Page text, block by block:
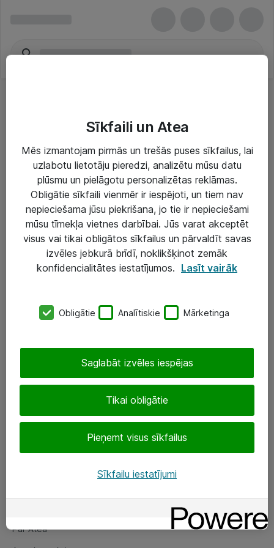
Risinājumi & Pakalpojumi
IT serviss un atbalsts
IT infrastruktūra
Darba vietu IT risinājumi
Serveri un datu centri
SIA „ATEA”
eShop@atea.lv
Sekojiet mums
Par Atea
Par Atea
Sīkfaili un Atea
Mēs izmantojam pirmās un trešās puses sīkfailus, lai
uzlabotu lietotāju pieredzi, analizētu mūsu datu
plūsmu un pielāgotu personalizētas reklāmas.
Obligātie sīkfaili vienmēr ir iespējoti, un tiem nav
nepieciešama jūsu piekrišana, jo tie ir nepieciešami
mūsu tīmekļa vietnes darbībai. Jūs varat akceptēt
visus vai tikai obligātos sīkfailus un pārvaldīt savas
izvēles jebkurā brīdī, noklikšķinot zemāk
konfidencialitātes iestatījumos. Lasīt vairāk
Obligātie Analītiskie Mārketinga
Tikai obligātie
Pieņemt visus sīkfailus
Saglabāt izvēles iespējas
Sīkfailu iestatījumi